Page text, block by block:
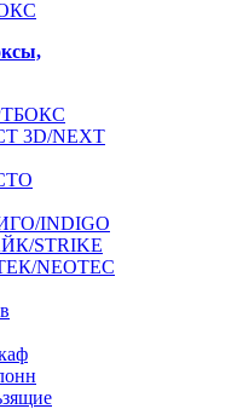
3D/NEXT
INDIGO
STRIKE
NEOTEC